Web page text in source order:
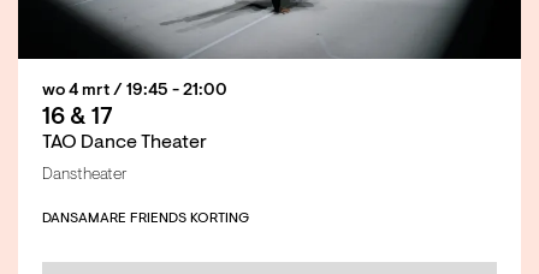
16 & 17
TAO Dance Theater
wo 4 mrt / 19:45 - 21:00
Danstheater
DANSAMARE FRIENDS KORTING